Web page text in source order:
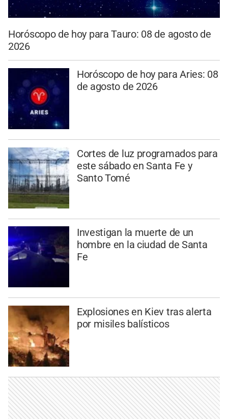
Horóscopo de hoy para Tauro: 08 de agosto de
2026
Horóscopo de hoy para Aries: 08
de agosto de 2026
Cortes de luz programados para
este sábado en Santa Fe y
Santo Tomé
Investigan la muerte de un
hombre en la ciudad de Santa
Fe
Explosiones en Kiev tras alerta
por misiles balísticos